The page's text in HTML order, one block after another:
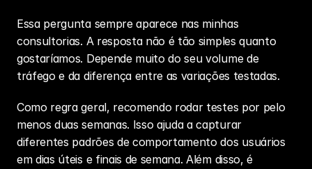
Essa pergunta sempre aparece nas minhas
consultorias. A resposta não é tão simples quanto
gostaríamos. Depende muito do seu volume de
tráfego e da diferença entre as variações testadas.
Como regra geral, recomendo rodar testes por pelo
menos duas semanas. Isso ajuda a capturar
diferentes padrões de comportamento dos usuários
em dias úteis e finais de semana. Além disso, é